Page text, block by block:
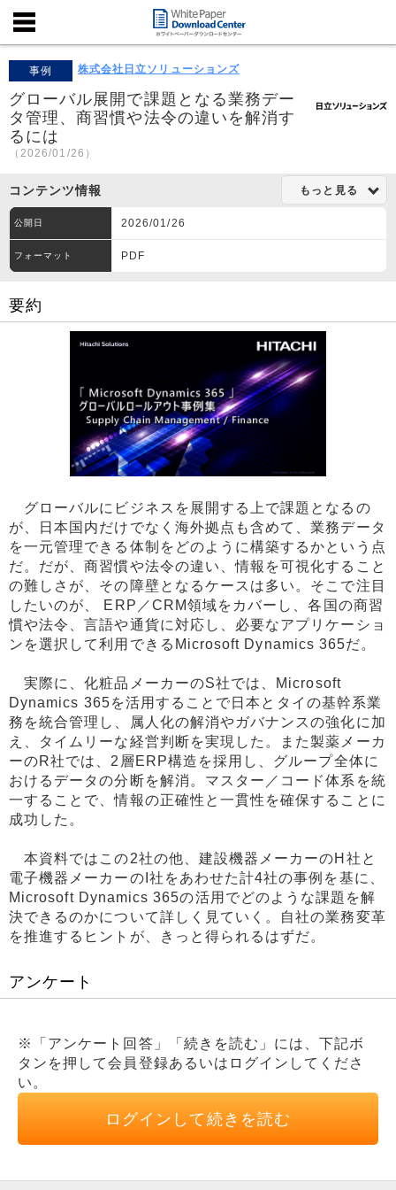
事例 株式会社日立ソリューションズ
グローバル展開で課題となる業務デー
タ管理、商習慣や法令の違いを解消す
るには
（2026/01/26）
コンテンツ情報 もっと見る
公開日 2026/01/26
フォーマット PDF
要約
グローバルにビジネスを展開する上で課題となるの
が、日本国内だけでなく海外拠点も含めて、業務データ
を一元管理できる体制をどのように構築するかという点
だ。だが、商習慣や法令の違い、情報を可視化すること
の難しさが、その障壁となるケースは多い。そこで注目
したいのが、 ERP／CRM領域をカバーし、各国の商習
慣や法令、言語や通貨に対応し、必要なアプリケーショ
ンを選択して利用できるMicrosoft Dynamics 365だ。
実際に、化粧品メーカーのS社では、Microsoft
Dynamics 365を活用することで日本とタイの基幹系業
務を統合管理し、属人化の解消やガバナンスの強化に加
え、タイムリーな経営判断を実現した。また製薬メーカ
ーのR社では、2層ERP構造を採用し、グループ全体に
おけるデータの分断を解消。マスター／コード体系を統
一することで、情報の正確性と一貫性を確保することに
成功した。
本資料ではこの2社の他、建設機器メーカーのH社と
電子機器メーカーのI社をあわせた計4社の事例を基に、
Microsoft Dynamics 365の活用でどのような課題を解
決できるのかについて詳しく見ていく。自社の業務変革
を推進するヒントが、きっと得られるはずだ。
アンケート
※「アンケート回答」「続きを読む」には、下記ボ
タンを押して会員登録あるいはログインしてくださ
い。
ログインして続きを読む